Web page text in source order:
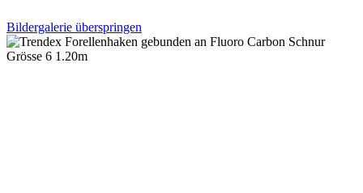
Bildergalerie überspringen